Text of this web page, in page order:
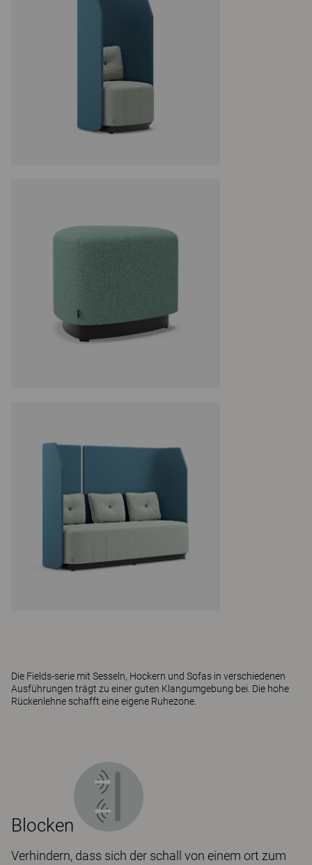
Die Fields-serie mit Sesseln, Hockern und Sofas in verschiedenen
Ausführungen trägt zu einer guten Klangumgebung bei. Die hohe
Rückenlehne schafft eine eigene Ruhezone.
Blocken
Verhindern, dass sich der schall von einem ort zum